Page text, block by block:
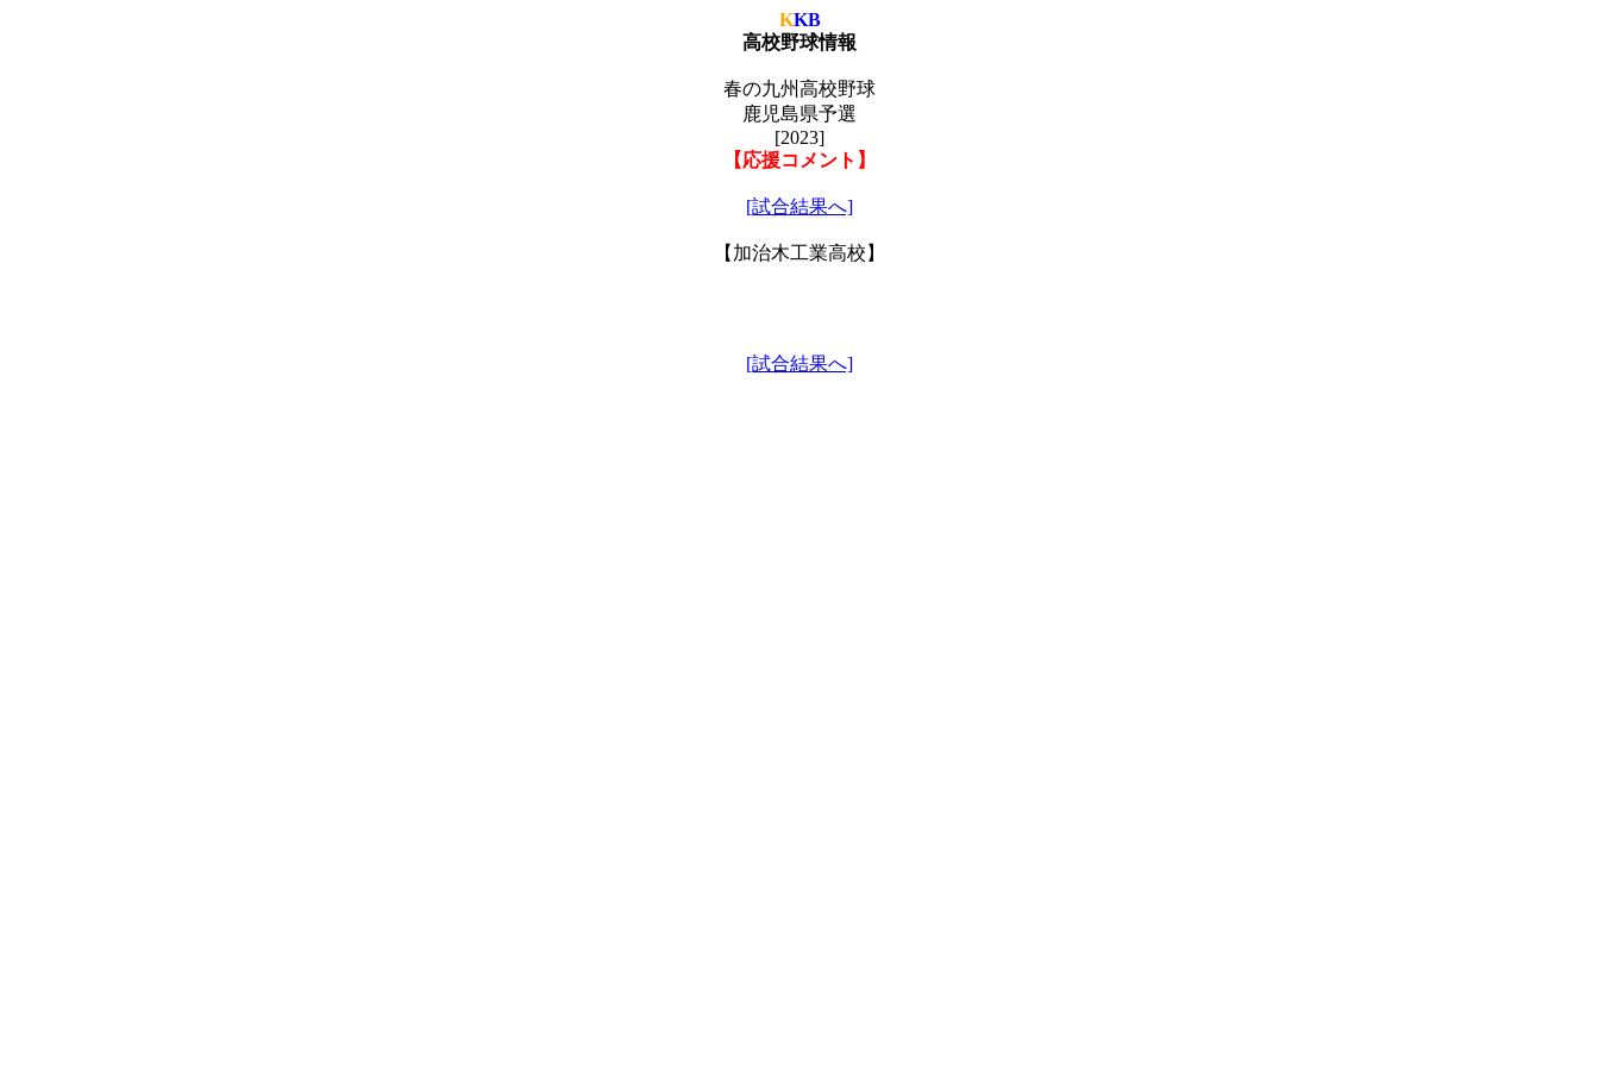
KKB
高校野球情報
春の九州高校野球
鹿児島県予選
[2023]
【応援コメント】
[試合結果へ]
【加治木工業高校】
[試合結果へ]